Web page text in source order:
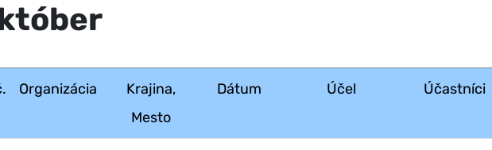
Organizácia
Krajina,
Mesto
Dátum Účel Účastníci